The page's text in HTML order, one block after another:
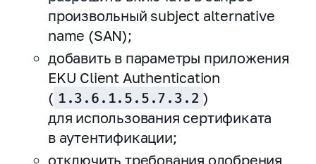
произвольный subject alternative
name (SAN);
добавить в параметры приложения
EKU Client Authentication
( 1.3.6.1.5.5.7.3.2 )
для использования сертификата
в аутентификации;
отключить требования одобрения